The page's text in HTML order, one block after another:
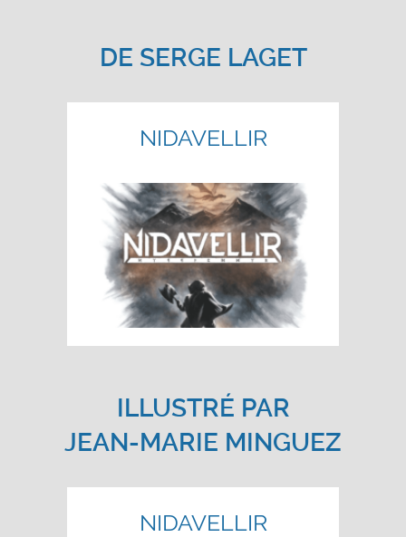
DE SERGE LAGET
NIDAVELLIR
ILLUSTRÉ PAR
JEAN-MARIE MINGUEZ
NIDAVELLIR